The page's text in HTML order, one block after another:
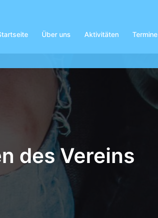
Über uns Aktivitäten Termine
des Vereins